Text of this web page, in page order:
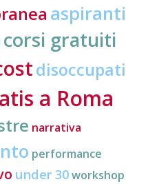
aspiranti
corsi gratuiti
disoccupati
a Roma
narrativa
performance
under 30workshop